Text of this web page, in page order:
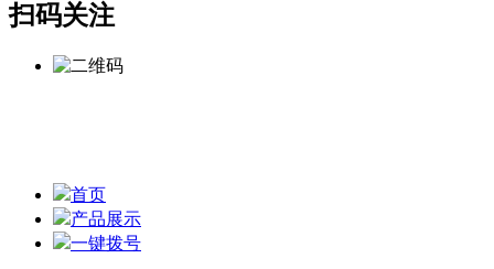
扫码关注
首页
产品展示
一键拨号